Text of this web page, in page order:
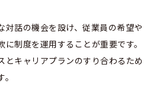
対話の機会を設け、従業員の希望や
制度を運用することが重要です。
とキャリアプランのすり合わるため